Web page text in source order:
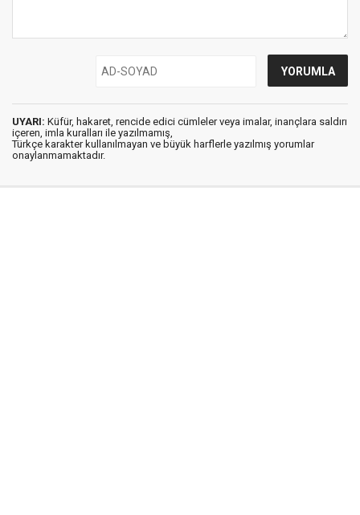
UYARI: Küfür, hakaret, rencide edici cümleler veya imalar, inançlara saldırı
içeren, imla kuralları ile yazılmamış,
Türkçe karakter kullanılmayan ve büyük harflerle yazılmış yorumlar
onaylanmamaktadır.